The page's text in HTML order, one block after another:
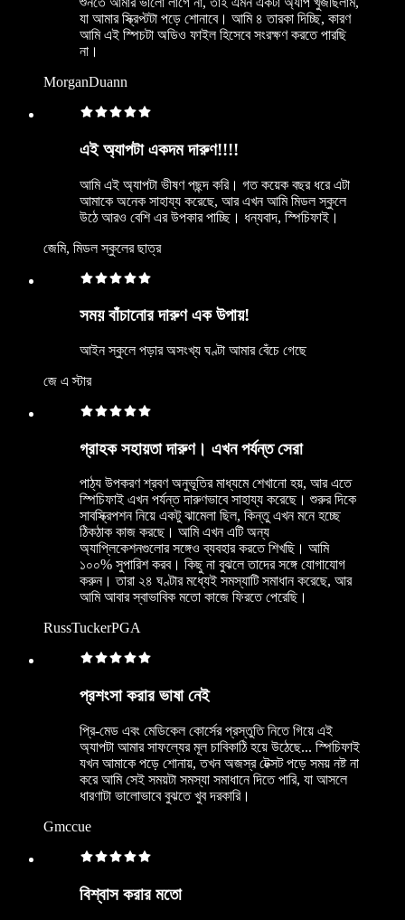
যা আমার স্ক্রিপ্টটা পড়ে শোনাবে। আমি ৪ তারকা দিচ্ছি, কারণ
আমি এই স্পিচটা অডিও ফাইল হিসেবে সংরক্ষণ করতে পারছি
না।
MorganDuann
এই অ্যাপটা একদম দারুণ!!!!
আমি এই অ্যাপটা ভীষণ পছন্দ করি। গত কয়েক বছর ধরে এটা
আমাকে অনেক সাহায্য করেছে, আর এখন আমি মিডল স্কুলে
উঠে আরও বেশি এর উপকার পাচ্ছি। ধন্যবাদ, স্পিচিফাই।
জেমি, মিডল স্কুলের ছাত্র
সময় বাঁচানোর দারুণ এক উপায়!
আইন স্কুলে পড়ার অসংখ্য ঘণ্টা আমার বেঁচে গেছে
জে এ স্টার
গ্রাহক সহায়তা দারুণ। এখন পর্যন্ত সেরা
পাঠ্য উপকরণ শ্রবণ অনুভূতির মাধ্যমে শেখানো হয়, আর এতে
স্পিচিফাই এখন পর্যন্ত দারুণভাবে সাহায্য করেছে। শুরুর দিকে
সাবস্ক্রিপশন নিয়ে একটু ঝামেলা ছিল, কিন্তু এখন মনে হচ্ছে
ঠিকঠাক কাজ করছে। আমি এখন এটি অন্য
অ্যাপ্লিকেশনগুলোর সঙ্গেও ব্যবহার করতে শিখছি। আমি
১০০% সুপারিশ করব। কিছু না বুঝলে তাদের সঙ্গে যোগাযোগ
করুন। তারা ২৪ ঘণ্টার মধ্যেই সমস্যাটি সমাধান করেছে, আর
আমি আবার স্বাভাবিক মতো কাজে ফিরতে পেরেছি।
RussTuckerPGA
প্রশংসা করার ভাষা নেই
প্রি-মেড এবং মেডিকেল কোর্সের প্রস্তুতি নিতে গিয়ে এই
অ্যাপটা আমার সাফল্যের মূল চাবিকাঠি হয়ে উঠেছে... স্পিচিফাই
যখন আমাকে পড়ে শোনায়, তখন অজস্র টেক্সট পড়ে সময় নষ্ট না
করে আমি সেই সময়টা সমস্যা সমাধানে দিতে পারি, যা আসলে
ধারণাটা ভালোভাবে বুঝতে খুব দরকারি।
Gmccue
বিশ্বাস করার মতো